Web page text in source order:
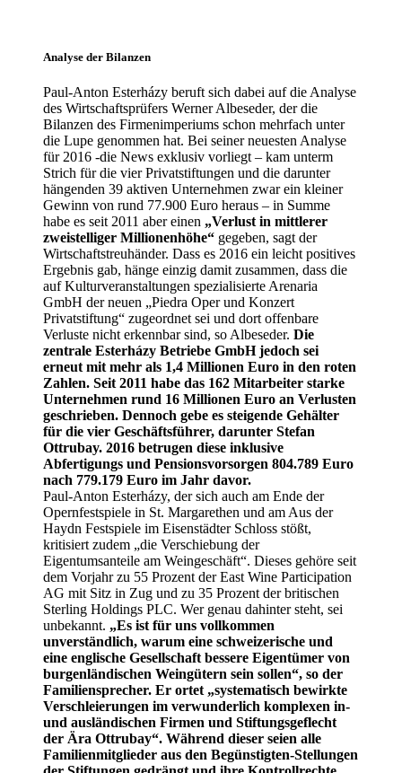
Analyse der Bilanzen
Paul-Anton Esterházy beruft sich dabei auf die Analyse
des Wirtschaftsprüfers Werner Albeseder, der die
Bilanzen des Firmenimperiums schon mehrfach unter
die Lupe genommen hat. Bei seiner neuesten Analyse
für 2016 -die News exklusiv vorliegt – kam unterm
Strich für die vier Privatstiftungen und die darunter
hängenden 39 aktiven Unternehmen zwar ein kleiner
Gewinn von rund 77.900 Euro heraus – in Summe
habe es seit 2011 aber einen „Verlust in mittlerer
zweistelliger Millionenhöhe“ gegeben, sagt der
Wirtschaftstreuhänder. Dass es 2016 ein leicht positives
Ergebnis gab, hänge einzig damit zusammen, dass die
auf Kulturveranstaltungen spezialisierte Arenaria
GmbH der neuen „Piedra Oper und Konzert
Privatstiftung“ zugeordnet sei und dort offenbare
Verluste nicht erkennbar sind, so Albeseder. Die
zentrale Esterházy Betriebe GmbH jedoch sei
erneut mit mehr als 1,4 Millionen Euro in den roten
Zahlen. Seit 2011 habe das 162 Mitarbeiter starke
Unternehmen rund 16 Millionen Euro an Verlusten
geschrieben. Dennoch gebe es steigende Gehälter
für die vier Geschäftsführer, darunter Stefan
Ottrubay. 2016 betrugen diese inklusive
Abfertigungs und Pensionsvorsorgen 804.789 Euro
nach 779.179 Euro im Jahr davor.
Paul-Anton Esterházy, der sich auch am Ende der
Opernfestspiele in St. Margarethen und am Aus der
Haydn Festspiele im Eisenstädter Schloss stößt,
kritisiert zudem „die Verschiebung der
Eigentumsanteile am Weingeschäft“. Dieses gehöre seit
dem Vorjahr zu 55 Prozent der East Wine Participation
AG mit Sitz in Zug und zu 35 Prozent der britischen
Sterling Holdings PLC. Wer genau dahinter steht, sei
unbekannt. „Es ist für uns vollkommen
unverständlich, warum eine schweizerische und
eine englische Gesellschaft bessere Eigentümer von
burgenländischen Weingütern sein sollen“, so der
Familiensprecher. Er ortet „systematisch bewirkte
Verschleierungen im verwunderlich komplexen in-
und ausländischen Firmen und Stiftungsgeflecht
der Ära Ottrubay“. Während dieser seien alle
Familienmitglieder aus den Begünstigten-Stellungen